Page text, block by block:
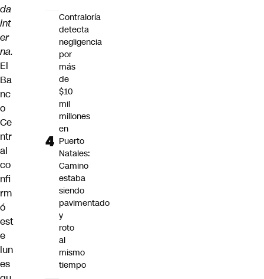
da
int
er
na.
El
Ba
nc
o
Ce
ntr
al
co
nfi
rm
ó
est
e
lun
es
Contraloría
detecta
negligencia
por
más
de
$10
mil
millones
en
Puerto
Natales:
Camino
estaba
siendo
pavimentado
y
roto
al
mismo
tiempo